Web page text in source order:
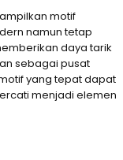
motif
namun tetap
daya tarik
sebagai pusat
yang tepat dapat
menjadi elemen